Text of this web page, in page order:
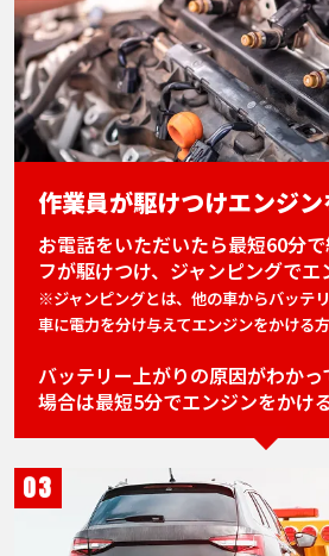
作業員が駆けつけエンジ
お電話をいただいたら最短60分
フが駆けつけ、ジャンピングでエ
※ジャンピングとは、他の車からバッテ
車に電力を分け与えてエンジンをかける方
バッテリー上がりの原因がわか
場合は最短5分でエンジンをかけ
03